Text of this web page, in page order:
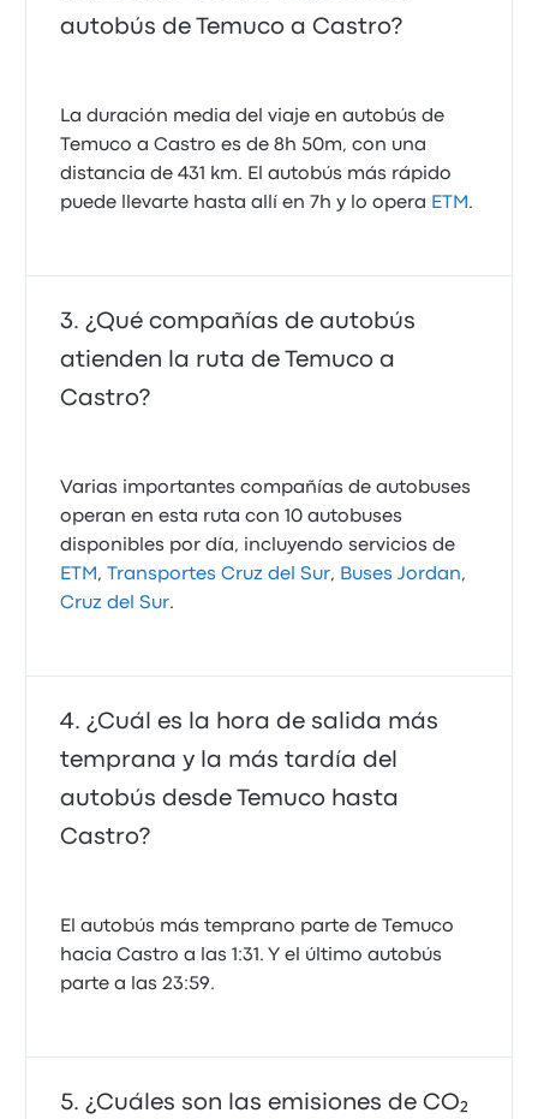
autobús de Temuco a Castro?
La duración media del viaje en autobús de
Temuco a Castro es de 8h 50m, con una
distancia de 431 km. El autobús más rápido
puede llevarte hasta allí en 7h y lo opera ETM .
¿Qué compañías de autobús
atienden la ruta de Temuco a
Castro?
Varias importantes compañías de autobuses
operan en esta ruta con 10 autobuses
disponibles por día, incluyendo servicios de
ETM ,Transportes Cruz del Sur, Buses Jordan,
Cruz del Sur.
¿Cuál es la hora de salida más
temprana y la más tardía del
autobús desde Temuco hasta
Castro?
El autobús más temprano parte de Temuco
hacia Castro a las 1:31. Y el último autobús
parte a las 23:59.
¿Cuáles son las emisiones de CO₂